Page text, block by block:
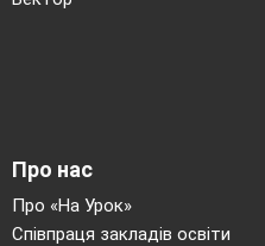
Про нас
Про «На Урок»
Співпраця закладів освіти